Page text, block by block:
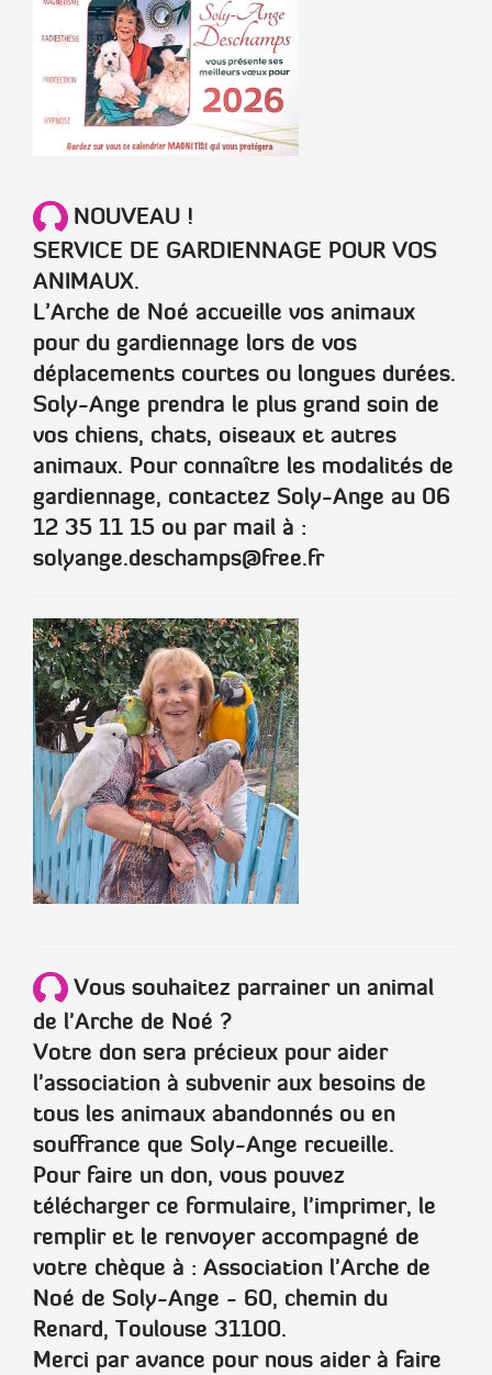
NOUVEAU !
SERVICE DE GARDIENNAGE POUR VOS
ANIMAUX.
L’Arche de Noé accueille vos animaux
pour du gardiennage lors de vos
déplacements courtes ou longues durées.
Soly-Ange prendra le plus grand soin de
vos chiens, chats, oiseaux et autres
animaux. Pour connaître les modalités de
gardiennage, contactez Soly-Ange au 06
12 35 11 15 ou par mail à :
solyange.deschamps@free.fr
Vous souhaitez parrainer un animal
de l'Arche de Noé ?
Votre don sera précieux pour aider
l'association à subvenir aux besoins de
tous les animaux abandonnés ou en
souffrance que Soly-Ange recueille.
Pour faire un don, vous pouvez
télécharger ce formulaire, l'imprimer, le
remplir et le renvoyer accompagné de
votre chèque à : Association l'Arche de
Noé de Soly-Ange - 60, chemin du
Renard, Toulouse 31100.
Merci par avance pour nous aider à faire